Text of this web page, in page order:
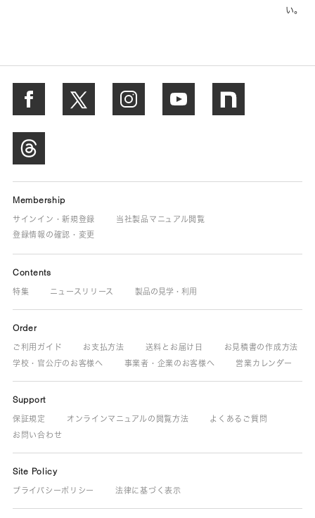
い。
Membership
サインイン・新規登録
当社製品マニュアル閲覧
登録情報の確認・変更
Contents
特集 ニュースリリース 製品の見学・利用
Order
ご利用ガイド お支払方法 送料とお届け日
お見積書の作成方法
学校・官公庁のお客様へ
事業者・企業のお客様へ 営業カレンダー
Support
保証規定 オンラインマニュアルの閲覧方法
よくあるご質問
お問い合わせ
Site Policy
プライバシーポリシー 法律に基づく表示